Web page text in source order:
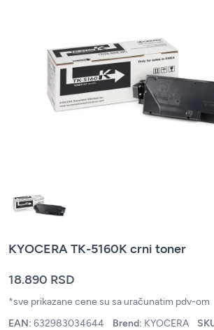
KYOCERA TK-5160K crni toner
18.890 RSD
*sve prikazane cene su sa uračunatim pdv-om
EAN: 632983034644 Brend: KYOCERA